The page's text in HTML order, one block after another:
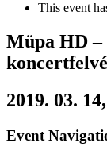
This event
Müpa HD –
2019. 03.
Event